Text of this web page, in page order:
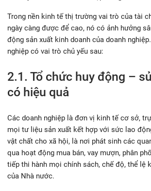
Trong nền kinh tế thị trường vai trò của tài
ngày càng được để cao, nó có ảnh hưởng
động sản xuất kinh doanh của doanh
nghiệp có vai trò chủ yếu sau:
2.1. Tổ chức huy động –
có hiệu quả
Các doanh nghiệp là đơn vị kinh tế cơ sở,
mọi tư liệu sản xuất kết hợp với sức lao
vật chất cho xã hội, là nơi phát sinh các
qua hoạt động mua bán, vay mượn, phân
tiếp thi hành mọi chính sách, chế độ, thể lệ
của Nhà nước.